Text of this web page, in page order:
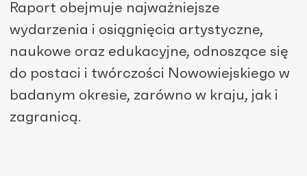
Raport obejmuje najważniejsze
wydarzenia i osiągnięcia artystyczne,
naukowe oraz edukacyjne, odnoszące się
do postaci i twórczości Nowowiejskiego w
badanym okresie, zarówno w kraju, jak i
zagranicą.